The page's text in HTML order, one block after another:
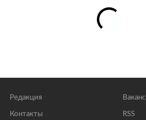
Редакция
Контакты RSS